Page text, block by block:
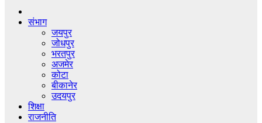
संभाग
जयपुर
जोधपुर
भरतपुर
अजमेर
कोटा
बीकानेर
उदयपुर
शिक्षा
राजनीति